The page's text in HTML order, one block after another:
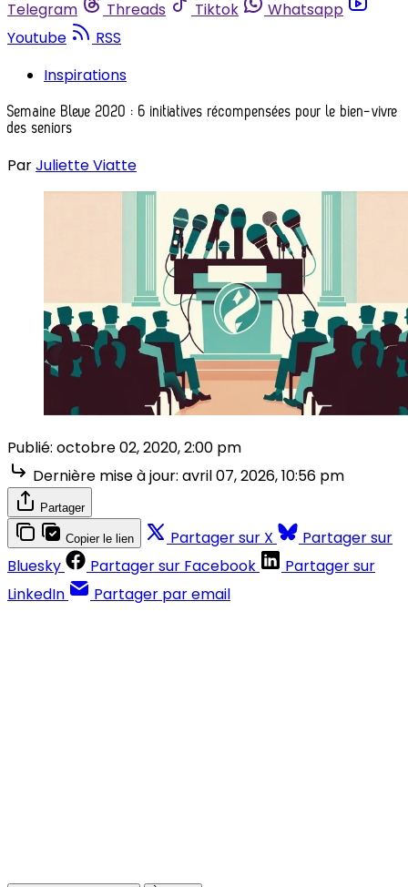
Telegram
Threads Tiktok
Whatsapp
Youtube
RSS
Inspirations
Semaine Bleue 2020 : 6 initiatives récompensées pour le bien-vivre
des seniors
ParJuliette Viatte
Publié: octobre 02, 2020, 2:00 pm
Dernière mise à jour: avril 07, 2026, 10:56 pm
Partager
Copier le lien Partager sur X
Partager sur
Bluesky
Partager sur Facebook
Partager sur
LinkedIn
Partager par email